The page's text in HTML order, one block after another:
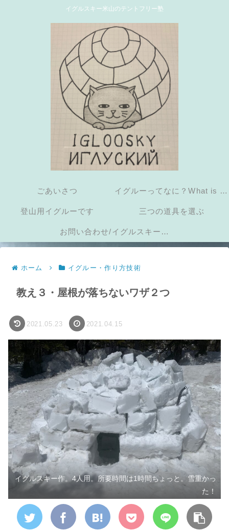
イグルスキー米山のテントフリー塾
ごあいさつ イグルーってなに？What is an
igloo?
登山用イグルーです 三つの道具を選ぶ
お問い合わせ/イグルスキーに
ホーム イグルー・作り方技術
教え３・屋根が落ちないワザ２つ
2021.05.23 2021.04.15
イグルスキー作。4人用。所要時間は1時間ちょっと。雪重かっ
た！